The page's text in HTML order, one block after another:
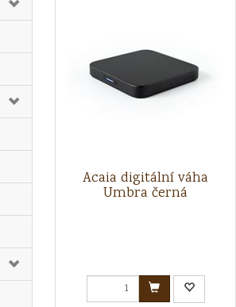
Acaia digitální váha
Umbra černá